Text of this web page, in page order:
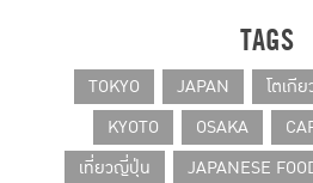
TAGS
TOKYO JAPAN โตเกีย
KYOTO
OSAKA
เที่ยวญี่ปุ่น
JAPANESE